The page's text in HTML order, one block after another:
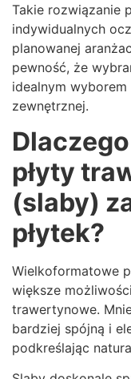
Takie rozwiązanie
indywidualnych
planowanej
pewność, że
idealnym
zewnętrznej.
płyty
(slaby)
płytek?
Wielkoformatowe
większe
trawertynowe.
bardziej spójną i
podkreślając